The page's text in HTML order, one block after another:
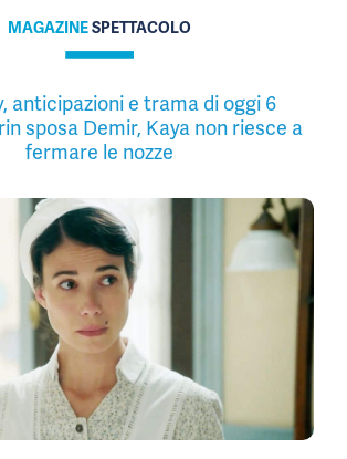
MAGAZINESPETTACOLO
anticipazioni e trama di oggi 6
sposa Demir, Kaya non riesce a
fermare le nozze